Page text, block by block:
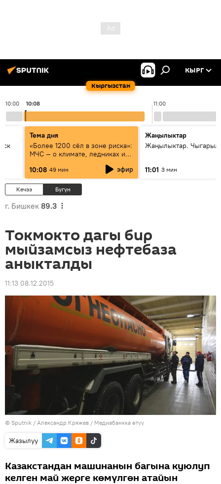
Кыргызстан
КЫРГ
10:00 11:00
10:08
Тема дня
«Более 1200 сёл в зоне риска»:
МЧС — о климате, ледниках и
населения
10:08 49 мин эфир
Жаңылыктар
Жаңылыктар.
11:01 3 мин
Кечээ Бүгүн
г. Бишкек 89.3
Токмокто дагы бир
мыйзамсыз нефтебаза
аныкталды
11:13 08.12.2015
© Sputnik / Александр Кряжев / Медиабанкка өтүү
Жазылуу
Казакстандан машинанын багына куюлуп
келген май жерге көмүлгөн атайын